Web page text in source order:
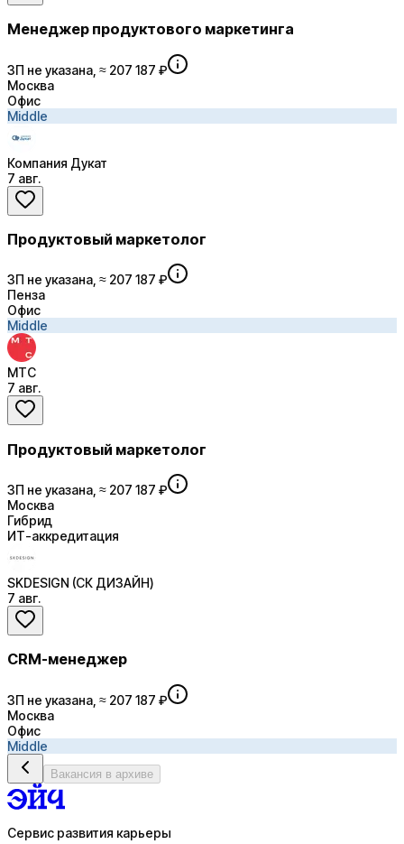
Менеджер продуктового маркетинга
ЗП не указана, ≈ 207 187 ₽
Москва
Офис
Middle
Компания Дукат
7 авг.
Продуктовый маркетолог
ЗП не указана, ≈ 207 187 ₽
Пенза
Офис
Middle
МТС
7 авг.
Продуктовый маркетолог
ЗП не указана, ≈ 207 187 ₽
Москва
Гибрид
ИТ-аккредитация
SKDESIGN (СК ДИЗАЙН)
7 авг.
CRM-менеджер
ЗП не указана, ≈ 207 187 ₽
Москва
Офис
Middle
Вакансия в архиве
Сервис развития карьеры